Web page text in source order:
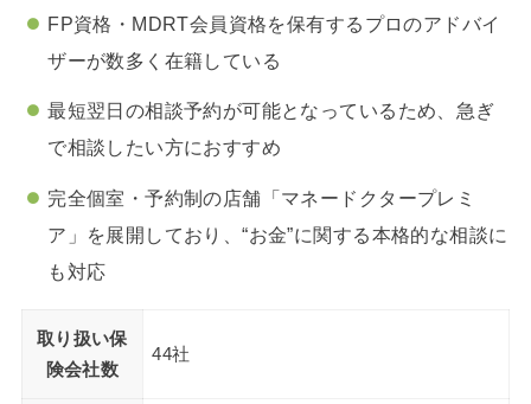
FP資格・MDRT会員資格を保有するプロのアドバイ
ザーが数多く在籍している
最短翌日の相談予約が可能となっているため、急ぎ
で相談したい方におすすめ
完全個室・予約制の店舗「マネードクタープレミ
ア」を展開しており、“お金”に関する本格的な相談に
も対応
取り扱い保
険会社数
44社